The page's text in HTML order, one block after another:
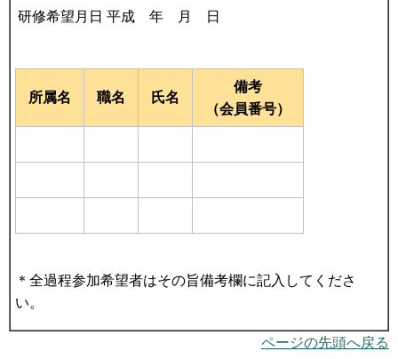
研修希望月日 平成 年 月 日
所属名 職名 氏名
備考
（会員番号）
＊全過程参加希望者はその旨備考欄に記入してくださ
い。
ページの先頭へ戻る